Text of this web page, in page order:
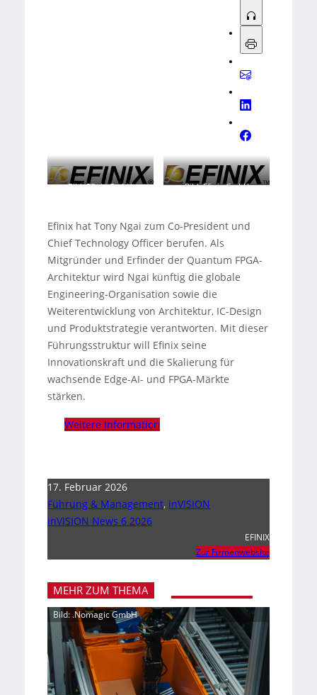
Bild: Efinix GmbH Bild: Efinix GmbH
Efinix hat Tony Ngai zum Co-President und
Chief Technology Officer berufen. Als
Mitgründer und Erfinder der Quantum FPGA-
Architektur wird Ngai künftig die globale
Engineering-Organisation sowie die
Weiterentwicklung von Architektur, IC-Design
und Produktstrategie verantworten. Mit dieser
Führungsstruktur will Efinix seine
Innovationskraft und die Skalierung für
wachsende Edge-AI- und FPGA-Märkte
stärken.
Weitere Information
17. Februar 2026
Führung & Management, inVISION
inVISION News 6 2026
EFINIX
Zur Firmenwebsite
MEHR ZUM THEMA
Bild: .Nomagic GmbH